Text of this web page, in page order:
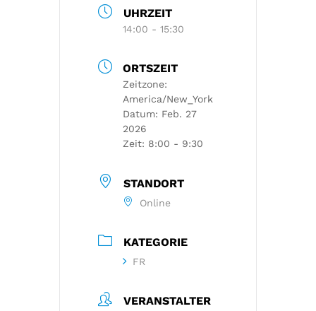
UHRZEIT
14:00 - 15:30
ORTSZEIT
Zeitzone:
America/New_York
Datum: Feb. 27
2026
Zeit: 8:00 - 9:30
STANDORT
Online
KATEGORIE
FR
VERANSTALTER